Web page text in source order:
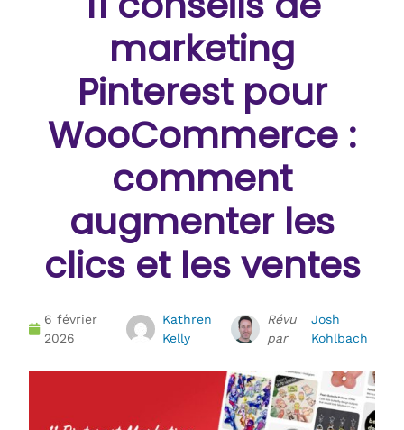
marketing
Pinterest pour
WooCommerce :
comment
augmenter les
clics et les ventes
6 février
2026
Kathren
Kelly
Révu
par
Josh
Kohlbach